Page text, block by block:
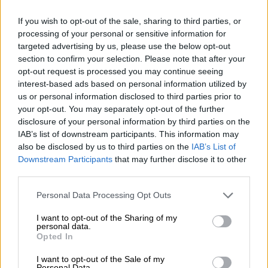
If you wish to opt-out of the sale, sharing to third parties, or
processing of your personal or sensitive information for
targeted advertising by us, please use the below opt-out
section to confirm your selection. Please note that after your
opt-out request is processed you may continue seeing
interest-based ads based on personal information utilized by
us or personal information disclosed to third parties prior to
your opt-out. You may separately opt-out of the further
disclosure of your personal information by third parties on the
IAB’s list of downstream participants. This information may
also be disclosed by us to third parties on the IAB’s List of
Downstream Participants that may further disclose it to other
Please note that this website/app uses one or more Google
not limited to your visit or usage behaviour. You may click to
grant or deny consent to Google and its third-party tags to
use your data for below specified purposes in below Google
consent section.
Personal Data Processing Opt Outs
I want to opt-out of the Sharing of my
personal data.
Opted In
I want to opt-out of the Sale of my
Πέραν του αυξημένου πληθυσμού τους το
πρόβλημα είναι η τυχόν εμφάνιση του
παθογόνου που σχετίζεται με τον Ιό του
Δυτικού Νείλου, επισήμανε ο ίδιος.
«Αναμένουμε να έχουμε ένα αυξημένο
αριθμό. Ευχόμαστενα μην κουβαλούν το
παθογόνο γιατί γνωρίζουμε ότι τα
κουνούπια το βασικό πρόβλημαπέρα από το
ότι είναι ενοχλητικά, κουβαλούν τις
διάφορες ασθένειες, συμπεριλαμβανομένης
και της ασθένειας του ιού του Δυτικού
Νείλου που είναι το πλέον το μεγαλύτερο
πρόβλημα θα έλεγα για τη δική μας χώρα»,